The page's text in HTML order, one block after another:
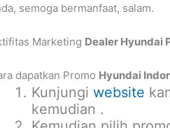
semoga bermanfaat, salam.
Marketing Dealer Hyundai
dapatkan Promo Hyundai
Kunjungiwebsite
kemudian .